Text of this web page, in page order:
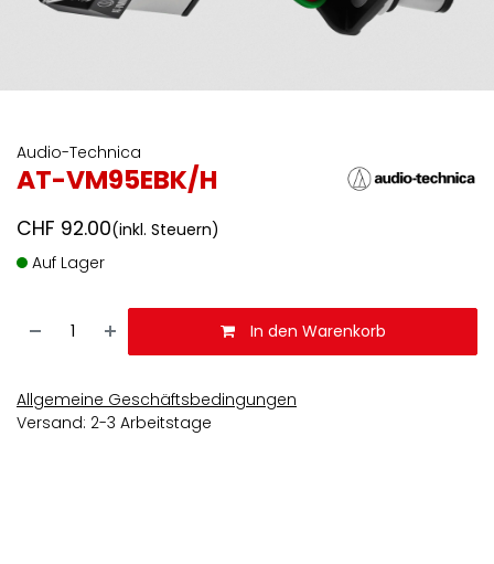
Audio-Technica
AT-VM95EBK/H
CHF 92.00(inkl. Steuern)
Auf Lager
In den Warenkorb
Allgemeine Geschäftsbedingungen
Versand: 2-3 Arbeitstage